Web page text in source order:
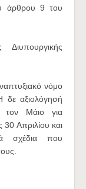
άρθρου 9 του
νόμο
δε αξιολόγησή
τον Μάιο για
Απριλίου και
σχέδια που